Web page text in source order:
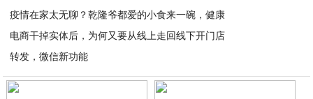
疫情在家太无聊？乾隆爷都爱的小食来一碗，健康
电商干掉实体后，为何又要从线上走回线下开门店
转发，微信新功能
2020-04-06